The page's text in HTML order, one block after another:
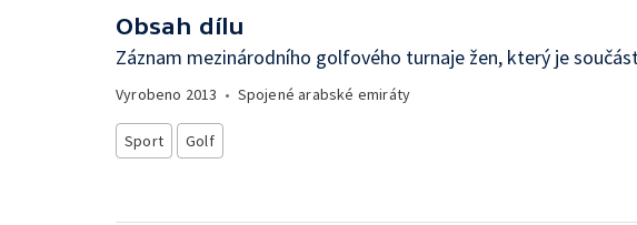
Obsah dílu
Záznam mezinárodního golfového turnaje žen, který je
Vyrobeno 2013 • Spojené arabské emiráty
Sport Golf